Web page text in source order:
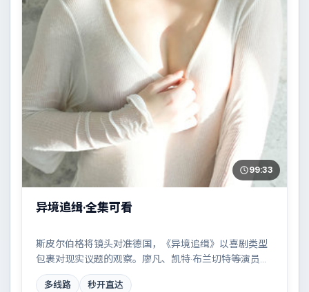
99:33
异境追缉·全集可看
斯皮尔伯格将镜头对准德国，《异境追缉》以喜剧类型
包裹对现实议题的观察。廖凡、凯特·布兰切特等演员的
表演层次丰富，科技伦理与情感羁绊形成强烈对撞。全
片在类型元素与人文关怀之间取得平衡。
多线路 秒开直达